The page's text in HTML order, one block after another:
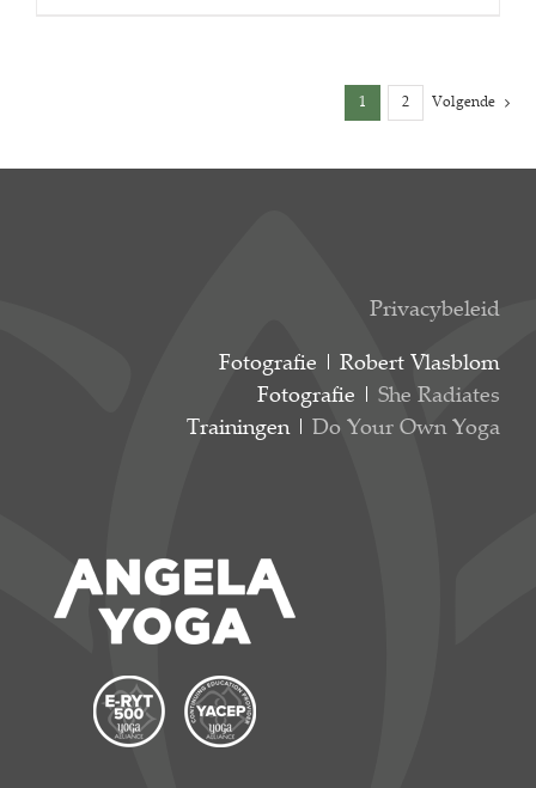
1 2 Volgende
Privacybeleid
Fotografie | Robert Vlasblom
Fotografie | She Radiates
Trainingen | Do Your Own Yoga